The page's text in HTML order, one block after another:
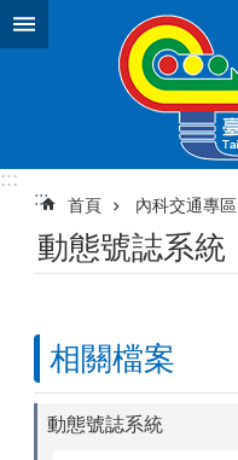
跳到主要內容區塊
:::
:::
首頁 內科交通專區
動態號誌系統
相關檔案
動態號誌系統